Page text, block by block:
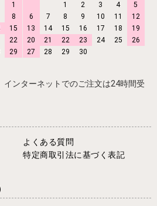
1
8
15
22
29
1
2 3 4
5
6
7 8 9 10 11
12
13
14 15 16 17 18
19
20
21 22 23 24 25
26
27
28 29 30
インターネットでのご注文は24時間受
よくある質問
特定商取引法に基づく表記